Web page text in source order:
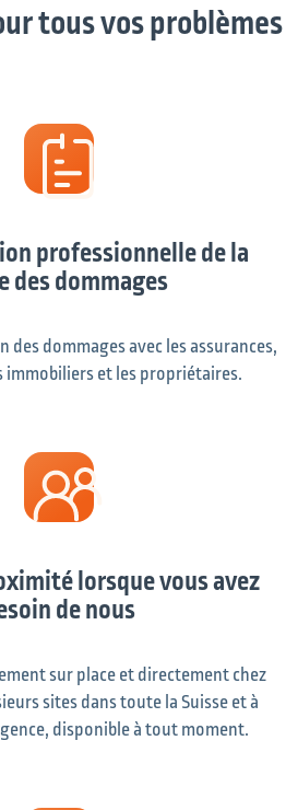
tous vos problèmes
professionnelle de la
des dommages
des dommages avec les assurances,
immobiliers et les propriétaires.
lorsque vous avez
de nous
sur place et directement chez
sites dans toute la Suisse et à
disponible à tout moment.